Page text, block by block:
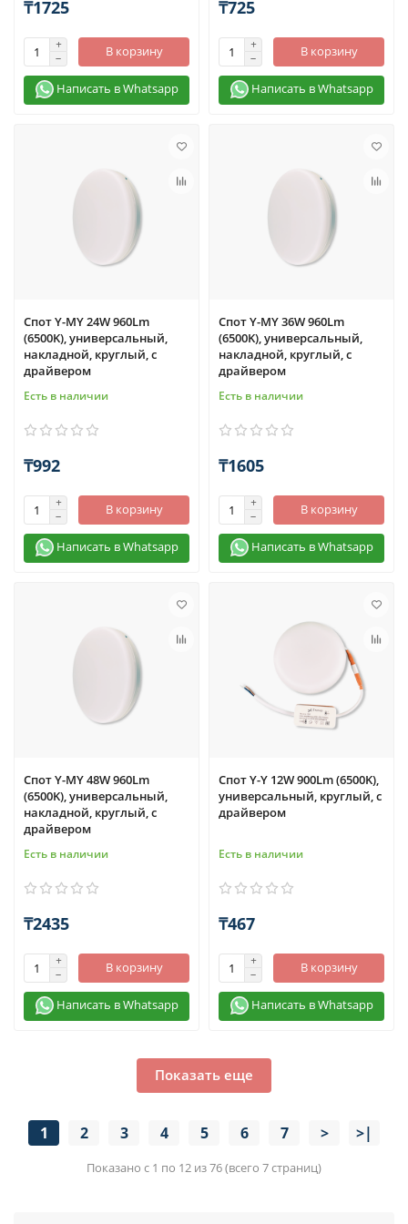
₸1725
В корзину
Написать в Whatsapp
₸725
В корзину
Написать в Whatsapp
Спот Y-MY 24W 960Lm
(6500K), универсальный,
накладной, круглый, с
драйвером
Есть в наличии
₸992
В корзину
Написать в Whatsapp
Спот Y-MY 36W 960Lm
(6500K), универсальный,
накладной, круглый, с
драйвером
Есть в наличии
₸1605
В корзину
Написать в Whatsapp
Спот Y-MY 48W 960Lm
(6500K), универсальный,
накладной, круглый, с
драйвером
Есть в наличии
₸2435
В корзину
Написать в Whatsapp
Спот Y-Y 12W 900Lm (6500K),
универсальный, круглый, с
драйвером
Есть в наличии
₸467
В корзину
Написать в Whatsapp
Показать еще
1 2 3 4 5 6 7 > >|
Показано с 1 по 12 из 76 (всего 7 страниц)